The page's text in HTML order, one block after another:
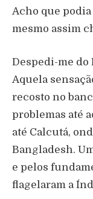
Acho que
mesmo assim
Despedi-me do
Aquela
recosto no
problemas até
até Calcutá,
Bangladesh.
e pelos
flagelaram a